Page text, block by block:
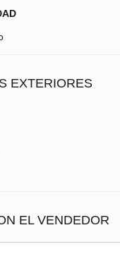
EXTERIORES
EL VENDEDOR